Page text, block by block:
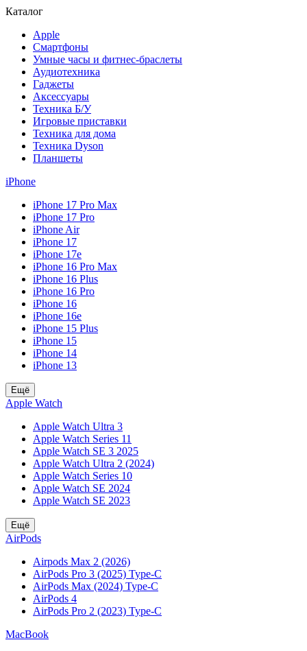
Каталог
Apple
Смартфоны
Умные часы и фитнес-браслеты
Аудиотехника
Гаджеты
Аксессуары
Техника Б/У
Игровые приставки
Техника для дома
Техника Dyson
Планшеты
iPhone
iPhone 17 Pro Max
iPhone 17 Pro
iPhone Air
iPhone 17
iPhone 17e
iPhone 16 Pro Max
iPhone 16 Plus
iPhone 16 Pro
iPhone 16
iPhone 16e
iPhone 15 Plus
iPhone 15
iPhone 14
iPhone 13
Ещё
Apple Watch
Apple Watch Ultra 3
Apple Watch Series 11
Apple Watch SE 3 2025
Apple Watch Ultra 2 (2024)
Apple Watch Series 10
Apple Watch SE 2024
Apple Watch SE 2023
Ещё
AirPods
Airpods Max 2 (2026)
AirPods Pro 3 (2025) Type-C
AirPods Max (2024) Type-C
AirPods 4
AirPods Pro 2 (2023) Type-C
MacBook